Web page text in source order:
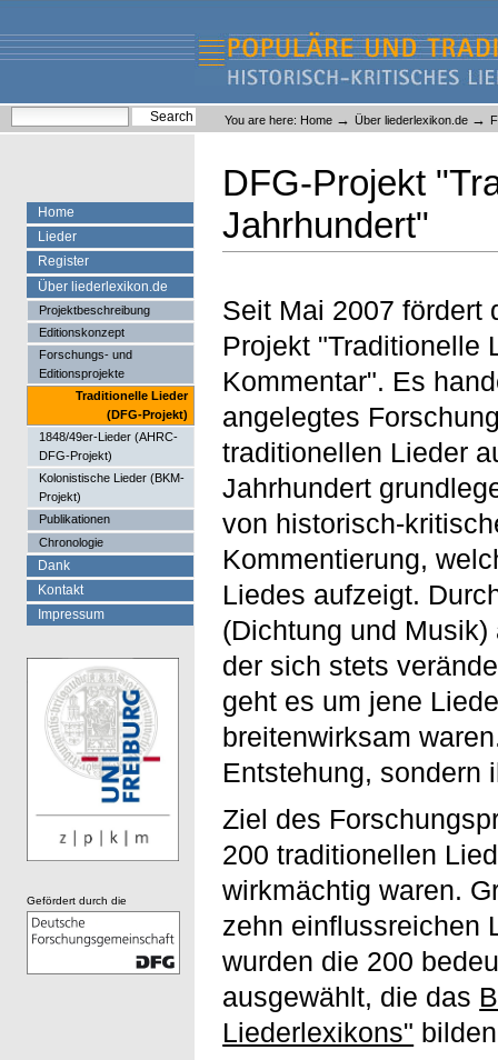
content.
navigation
Liederlexikon
Personal
tools
You are here: Home → Über liederlexikon.de →
DFG-Projekt
Jahrhundert"
Seit Mai 2007 fördert
Projekt "Traditionelle
Kommentar". Es
angelegtes
traditionellen Lieder
Jahrhundert
von historisch-
Kommentierung,
Liedes aufzeigt.
(Dichtung und
der sich stets
geht es um jene
breitenwirksam
Entstehung, sondern
Ziel des
200 traditionellen
wirkmächtig waren.
zehn einflussreichen
wurden die 200
ausgewählt, die das
Liederlexikons"
Home
Lieder
Register
Über liederlexikon.de
Projektbeschreibung
Editionskonzept
Forschungs- und
Editionsprojekte
Traditionelle Lieder
(DFG-Projekt)
1848/49er-Lieder (AHRC-
DFG-Projekt)
Kolonistische Lieder (BKM-
Projekt)
Publikationen
Chronologie
Dank
Kontakt
Impressum
Gefördert durch die